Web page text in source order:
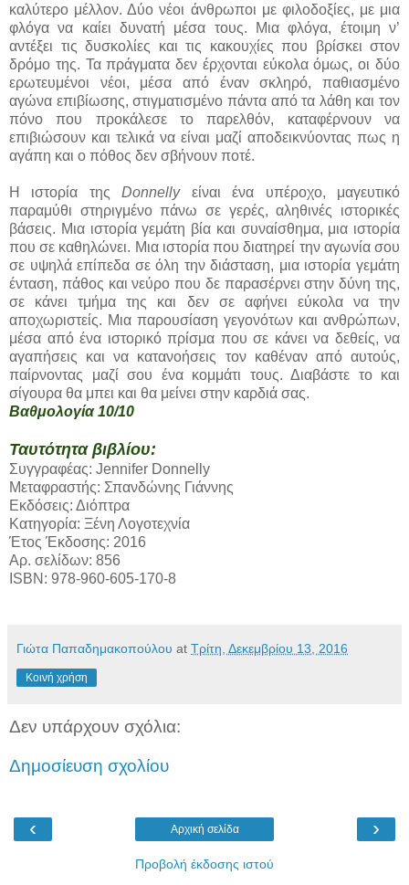
καλύτερο μέλλον. Δύο νέοι άνθρωποι με φιλοδοξίες, με μια
φλόγα να καίει δυνατή μέσα τους. Μια φλόγα, έτοιμη ν’
αντέξει τις δυσκολίες και τις κακουχίες που βρίσκει στον
δρόμο της. Τα πράγματα δεν έρχονται εύκολα όμως, οι δύο
ερωτευμένοι νέοι, μέσα από έναν σκληρό, παθιασμένο
αγώνα επιβίωσης, στιγματισμένο πάντα από τα λάθη και τον
πόνο που προκάλεσε το παρελθόν, καταφέρνουν να
επιβιώσουν και τελικά να είναι μαζί αποδεικνύοντας πως η
αγάπη και ο πόθος δεν σβήνουν ποτέ.
Η ιστορία τηςDonnellyείναι ένα υπέροχο, μαγευτικό
παραμύθι στηριγμένο πάνω σε γερές, αληθινές ιστορικές
βάσεις. Μια ιστορία γεμάτη βία και συναίσθημα, μια ιστορία
που σε καθηλώνει. Μια ιστορία που διατηρεί την αγωνία σου
σε υψηλά επίπεδα σε όλη την διάσταση, μια ιστορία γεμάτη
ένταση, πάθος και νεύρο που δε παρασέρνει στην δύνη της,
σε κάνει τμήμα της και δεν σε αφήνει εύκολα να την
αποχωριστείς. Μια παρουσίαση γεγονότων και ανθρώπων,
μέσα από ένα ιστορικό πρίσμα που σε κάνει να δεθείς, να
αγαπήσεις και να κατανοήσεις τον καθέναν από αυτούς,
παίρνοντας μαζί σου ένα κομμάτι τους. Διαβάστε το και
σίγουρα θα μπει και θα μείνει στην καρδιά σας.
Βαθμολογία 10/10
Ταυτότητα βιβλίου:
Συγγραφέας: Jennifer Donnelly
Μεταφραστής: Σπανδώνης Γιάννης
Εκδόσεις: Διόπτρα
Κατηγορία: Ξένη Λογοτεχνία
Έτος Έκδοσης: 2016
Αρ. σελίδων: 856
ISBN: 978-960-605-170-8
Γιώτα Παπαδημακοπούλου at Τρίτη, Δεκεμβρίου 13, 2016
Κοινή χρήση
Δεν υπάρχουν σχόλια:
Δημοσίευση σχολίου
‹ ›
Αρχική σελίδα
Προβολή έκδοσης ιστού